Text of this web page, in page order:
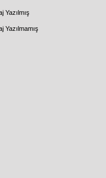
Yazılmış
Yazılmamış